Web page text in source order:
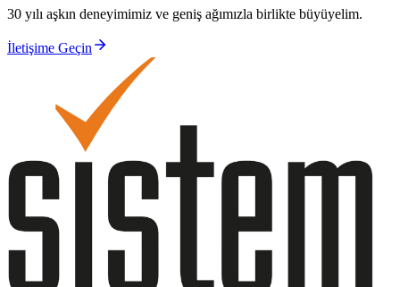
30 yılı aşkın deneyimimiz ve geniş ağımızla birlikte büyüyelim.
İletişime Geçin